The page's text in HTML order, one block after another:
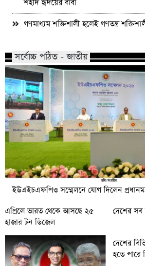
শহীদ হৃদয়ের বাবা
গণমাধ্যম শক্তিশালী হলেই গণতন্ত্র
সর্বোচ্চ পঠিত - জাতীয়
ইউএইচএফপিও সম্মেলনে যোগ দিলেন
এপ্রিলে ভারত থেকে আসছে ২৫
হাজার টন ডিজেল
দেশের সব
দেশের
হতে পারে